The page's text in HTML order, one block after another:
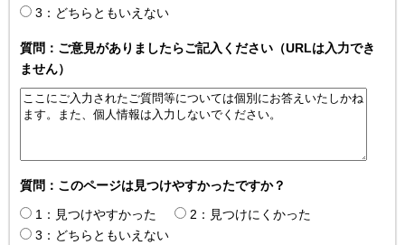
3：どちらともいえない
質問：ご意見がありましたらご記入ください（URLは入力でき
ません）
質問：このページは見つけやすかったですか？
1：見つけやすかった
2：見つけにくかった
3：どちらともいえない